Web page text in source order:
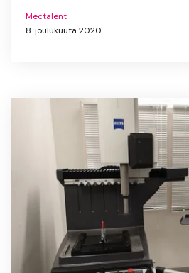
Mectalent
8. joulukuuta 2020